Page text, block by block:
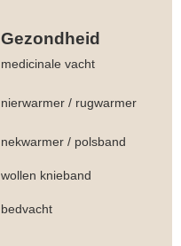
Gezondheid
medicinale vacht
nierwarmer / rugwarmer
nekwarmer / polsband
wollen knieband
bedvacht